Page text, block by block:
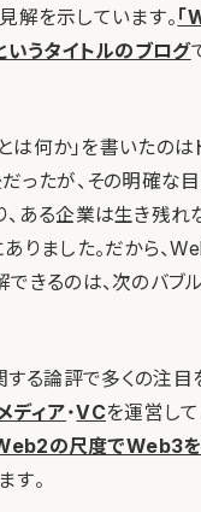
解を示しています。
いうタイトルのブログ
は何か」を書いたのは
ったが、その明確な
ある企業は生き残れ
りました。だから、
できるのは、次のバブ
する論評で多くの注目
ディア・VCを運営し
の尺度でWeb3を
す。